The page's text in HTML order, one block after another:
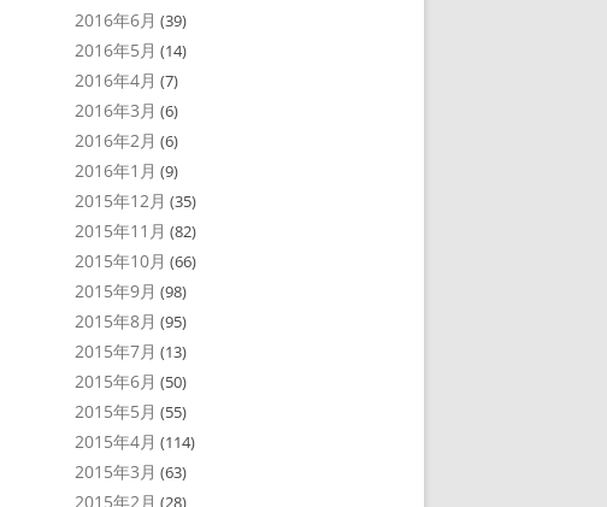
2016年6月 (39)
2016年5月 (14)
2016年4月 (7)
2016年3月 (6)
2016年2月 (6)
2016年1月 (9)
2015年12月 (35)
2015年11月 (82)
2015年10月 (66)
2015年9月 (98)
2015年8月 (95)
2015年7月 (13)
2015年6月 (50)
2015年5月 (55)
2015年4月 (114)
2015年3月 (63)
2015年2月 (28)